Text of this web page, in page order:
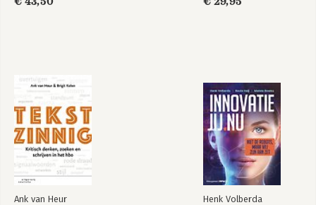
Ank van Heur Henk Volberda